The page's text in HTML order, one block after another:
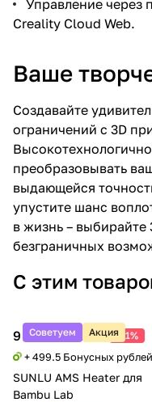
Управление через
Creality Cloud Web.
Ваше
Создавайте
ограничений с 3D
преобразовывать
выдающейся
упустите шанс
в жизнь – выбирайте
безграничных
С этим
Советуем Акция
9 990 ₽20 388 ₽ -51%
+ 499.5 Бонусных рублей
SUNLU AMS Heater для
Bambu Lab